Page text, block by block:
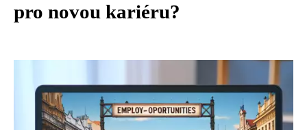
pro novou kariéru?